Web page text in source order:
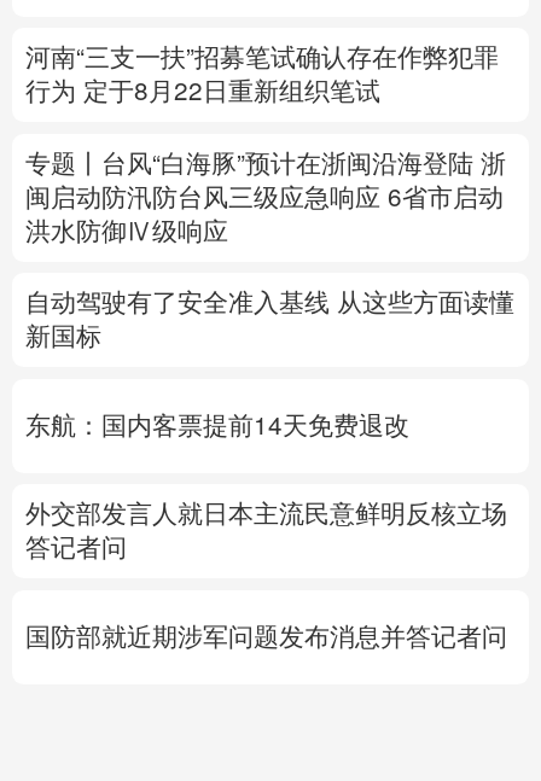
河南“三支一扶”招募笔试确认存在作弊犯罪
行为 定于8月22日重新组织笔试
专题丨 台风“白海豚”预计在浙闽沿海登陆 浙
闽启动防汛防台风三级应急响应 6省市启动
洪水防御Ⅳ级响应
自动驾驶有了安全准入基线 从这些方面读懂
新国标
东航：国内客票提前14天免费退改
外交部发言人就日本主流民意鲜明反核立场
答记者问
国防部就近期涉军问题发布消息并答记者问